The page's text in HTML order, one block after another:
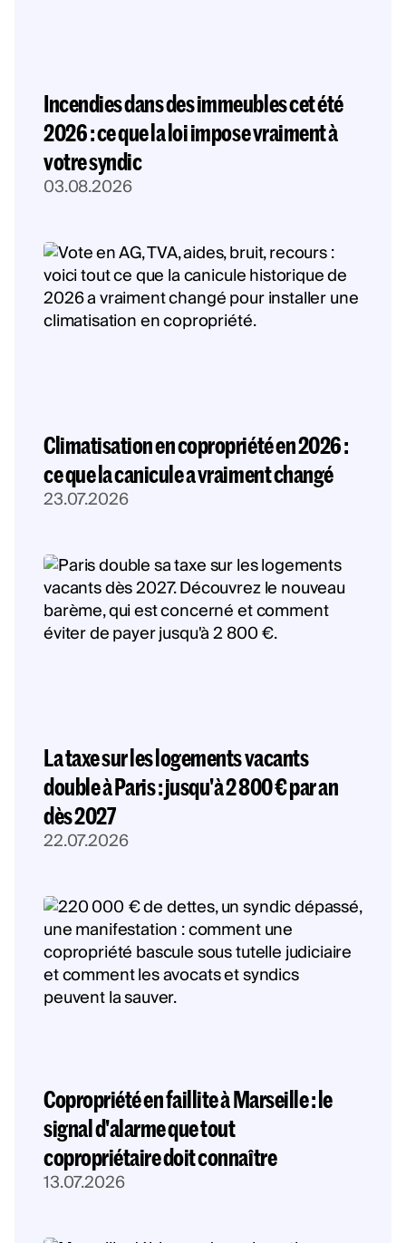
Incendies dans des immeubles cet été
2026 : ce que la loi impose vraiment à
votre syndic
03.08.2026
Climatisation en copropriété en 2026 :
ce que la canicule a vraiment changé
23.07.2026
La taxe sur les logements vacants
double à Paris : jusqu'à 2 800 € par an
dès 2027
22.07.2026
Copropriété en faillite à Marseille : le
signal d'alarme que tout
copropriétaire doit connaître
13.07.2026